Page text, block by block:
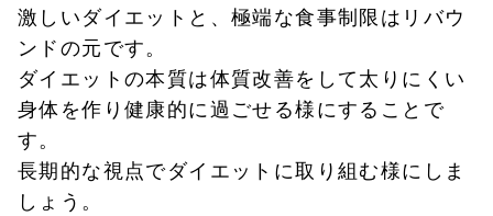
激しいダイエットと、極端な食事制限はリバウ
ンドの元です。
ダイエットの本質は体質改善をして太りにくい
身体を作り健康的に過ごせる様にすることで
す。
長期的な視点でダイエットに取り組む様にしま
しょう。